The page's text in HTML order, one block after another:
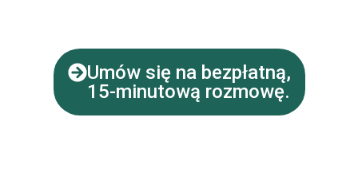
Umów się na bezpłatną,
15-minutową rozmowę.